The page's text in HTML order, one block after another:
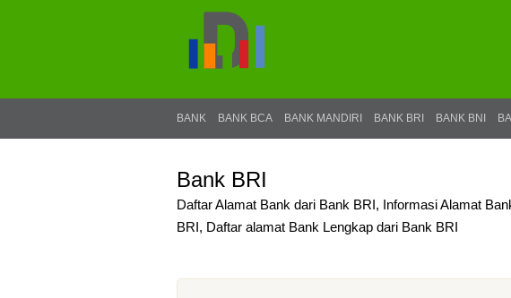
BANK BANK BCA BANK MANDIRI BANK BRI BANK BNI
Bank BRI
Daftar Alamat Bank dari Bank BRI, Informasi Alamat
BRI, Daftar alamat Bank Lengkap dari Bank BRI